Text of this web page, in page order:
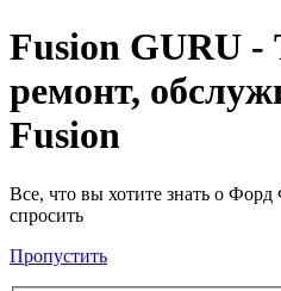
Fusion GURU -
ремонт,
Fusion
Все, что вы хотите знать о
спросить
Пропустить